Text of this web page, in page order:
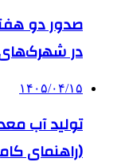
صدور دو
در
۱۴۰۵/۰۴/۱۵
تولید آب
(راهنمای